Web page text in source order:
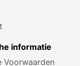
informatie
Voorwaarden